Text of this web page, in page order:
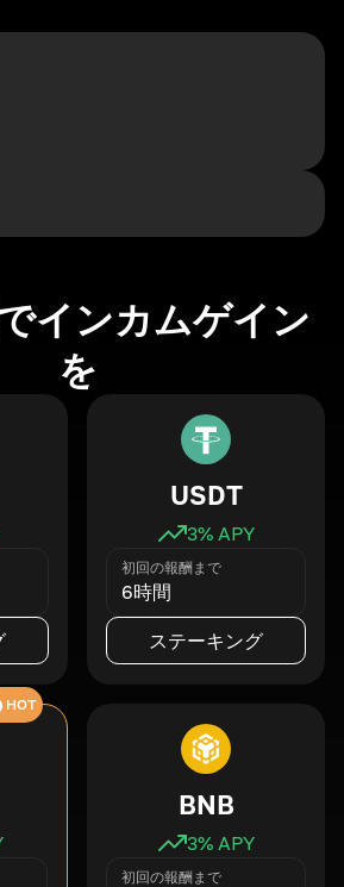
インカムゲイン
を
USDT
3% APY
初回の報酬まで
6時間
ステーキング
HOT
BNB
3% APY
初回の報酬まで